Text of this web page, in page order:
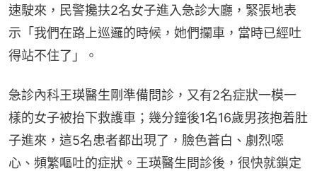
速駛來，民警攙扶2名女子進入急診大廳，緊張地表
示「我們在路上巡邏的時候，她們攔車，當時已經吐
得站不住了」。
急診內科王瑛醫生剛準備問診，又有2名症狀一模一
樣的女子被抬下救護車；幾分鐘後1名16歲男孩抱着肚
子進來，這5名患者都出現了，臉色蒼白、劇烈噁
心、頻繁嘔吐的症狀。王瑛醫生問診後，很快就鎖定